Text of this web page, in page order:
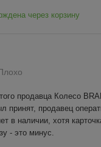
через корзину
продавца Колесо
принят, продавец
в наличии, хотя
- это минус.